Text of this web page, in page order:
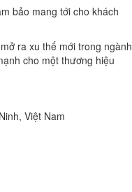
bảo mang tới cho khách
ra xu thế mới trong ngành
cho một thương hiệu
Việt Nam